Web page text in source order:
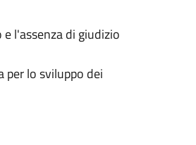
l'assenza di giudizio
lo sviluppo dei